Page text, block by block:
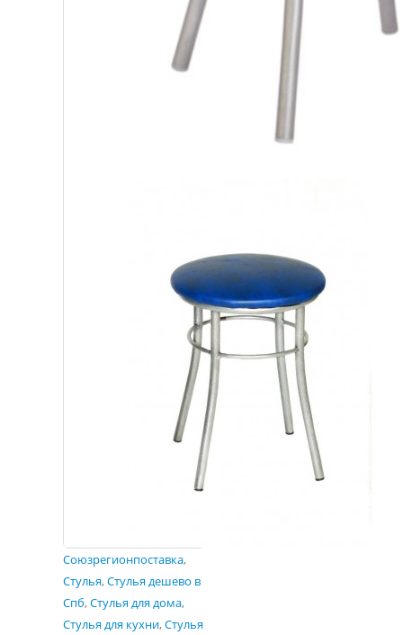
Союзрегионпоставка,
Стулья,Стулья дешево в
Спб,Стулья для дома,
Стулья для кухни,Стулья